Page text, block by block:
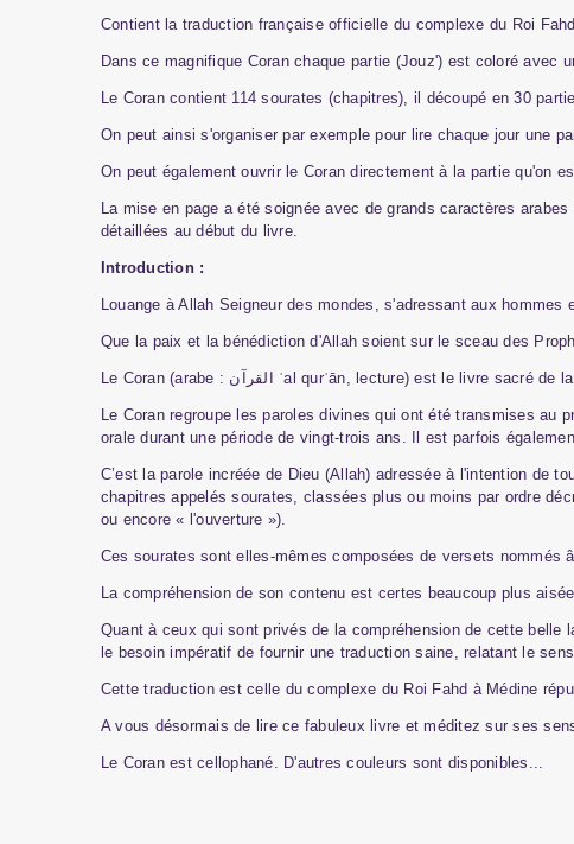
Contient la traduction française officielle du complexe du Roi
Dans ce magnifique Coran chaque partie (Jouz') est coloré avec
Le Coran contient 114 sourates (chapitres), il découpé en 30
On peut ainsi s'organiser par exemple pour lire chaque jour une
On peut également ouvrir le Coran directement à la partie qu'on
La mise en page a été soignée avec de grands caractères
détaillées au début du livre.
Introduction :
Louange à Allah Seigneur des mondes, s'adressant aux
Que la paix et la bénédiction d'Allah soient sur le sceau des
Le Coran (arabe : القرآن ʾal qurʾān , lecture) est le livre sacréde la
Le Coran regroupe les paroles divines qui ont été transmises
orale durant une période de vingt-trois ans. Il est parfois
C’est la parole incréée de Dieu (Allah) adressée à l'intention de
chapitres appelés sourates, classées plus ou moins par ordre
ou encore « l'ouverture »).
Ces sourates sont elles-mêmes composées de versets nommés
La compréhension de son contenu est certes beaucoup plus
Quant à ceux qui sont privés de la compréhension de cette
le besoin impératif de fournir une traduction saine, relatant le
Cette traduction est celle du complexe du Roi Fahd à Médine
A vous désormais de lire ce fabuleux livre et méditez sur ses
Le Coran est cellophané. D'autres couleurs sont disponibles...